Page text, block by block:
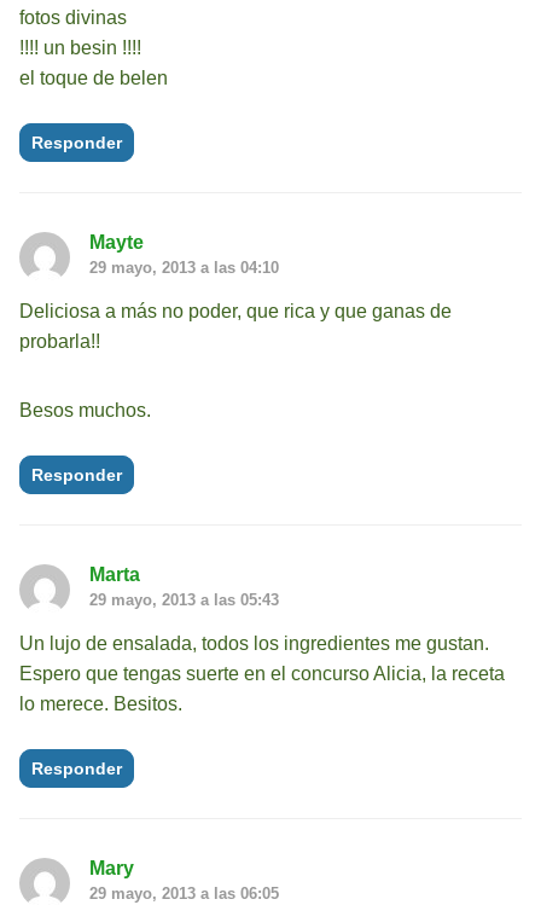
fotos divinas
!!!! un besin !!!!
el toque de belen
Responder
Mayte
29 mayo, 2013 a las 04:10
Deliciosa a más no poder, que rica y que ganas de
probarla!!
Besos muchos.
Responder
Marta
29 mayo, 2013 a las 05:43
Un lujo de ensalada, todos los ingredientes me gustan.
Espero que tengas suerte en el concurso Alicia, la receta
lo merece. Besitos.
Responder
Mary
29 mayo, 2013 a las 06:05